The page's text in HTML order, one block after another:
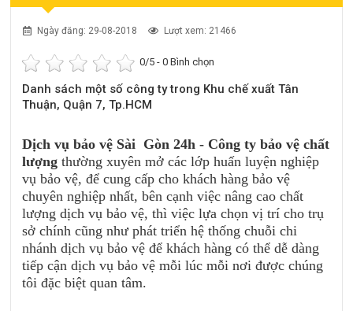
Ngày đăng: 29-08-2018 Lượt xem: 21466
0/5 -0 Bình chọn
Danh sách một số công ty trong Khu chế xuất Tân
Thuận, Quận 7, Tp.HCM
Dịch vụ bảo vệ Sài Gòn 24h - Công ty bảo vệ chất
lượngthường xuyên mở các lớp huấn luyện nghiệp
vụ bảo vệ, để cung cấp cho khách hàng bảo vệ
chuyên nghiệp nhất,bên cạnh việc nâng cao chất
lượng dịch vụ bảo vệ, thì việc lựa chọn vị trí cho trụ
sở chính cũng như phát triển hệ thống chuỗi chi
nhánh dịch vụ bảo vệ để khách hàng có thể dễ dàng
tiếp cận dịch vụ bảo vệ mỗi lúc mỗi nơi được chúng
tôi đặc biệt quan tâm.